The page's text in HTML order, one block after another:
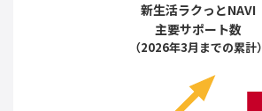
新生活ラクっとNAVI
主要サポート数
（2026年3月までの累計）